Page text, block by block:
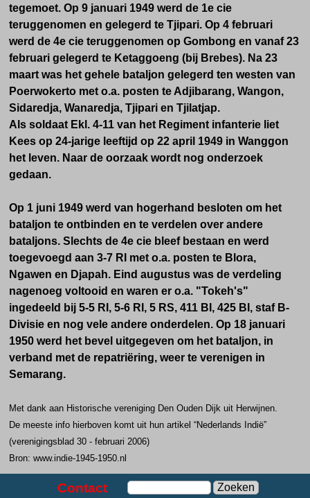
tegemoet. Op 9 januari 1949 werd de 1e cie
teruggenomen en gelegerd te Tjipari. Op 4 februari
werd de 4e cie teruggenomen op Gombong en vanaf 23
februari gelegerd te Ketaggoeng (bij Brebes). Na 23
maart was het gehele bataljon gelegerd ten westen van
Poerwokerto met o.a. posten te Adjibarang, Wangon,
Sidaredja, Wanaredja, Tjipari en Tjilatjap.
Als soldaat Ekl. 4-11 van het Regiment infanterie liet
Kees op 24-jarige leeftijd op 22 april 1949 in Wanggon
het leven. Naar de oorzaak wordt nog onderzoek
gedaan.
Op 1 juni 1949 werd van hogerhand besloten om het
bataljon te ontbinden en te verdelen over andere
bataljons. Slechts de 4e cie bleef bestaan en werd
toegevoegd aan 3-7 RI met o.a. posten te Blora,
Ngawen en Djapah. Eind augustus was de verdeling
nagenoeg voltooid en waren er o.a. "Tokeh's"
ingedeeld bij 5-5 RI, 5-6 RI, 5 RS, 411 BI, 425 BI, staf B-
Divisie en nog vele andere onderdelen. Op 18 januari
1950 werd het bevel uitgegeven om het bataljon, in
verband met de repatriëring, weer te verenigen in
Semarang.
Met dank aan Historische vereniging Den Ouden Dijk uit Herwijnen.
De meeste info hierboven komt uit hun artikel “Nederlands Indië”
(verenigingsblad 30 - februari 2006)
Bron: www.indie-1945-1950.nl
Contact Zoeken